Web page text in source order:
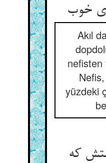
Akıl
nefisten
yüzdeki
که